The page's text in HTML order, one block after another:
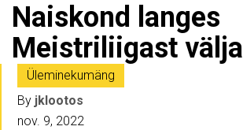
Naiskond langes
Meistriliigast välja
Üleminekumäng
By jklootos
nov. 9, 2022